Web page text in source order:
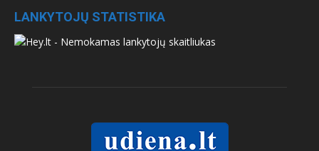
LANKYTOJŲ STATISTIKA